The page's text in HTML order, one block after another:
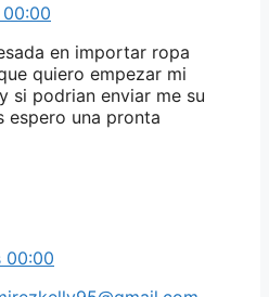
00:00
en importar ropa
quiero empezar mi
si podrian enviar me su
espero una pronta
00:00